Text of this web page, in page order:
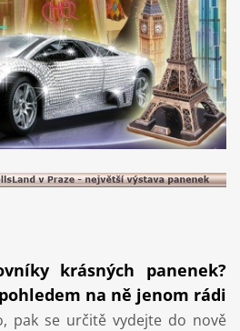
krásných panenek?
na ně jenom rádi
pak se určitě vydejte do nově